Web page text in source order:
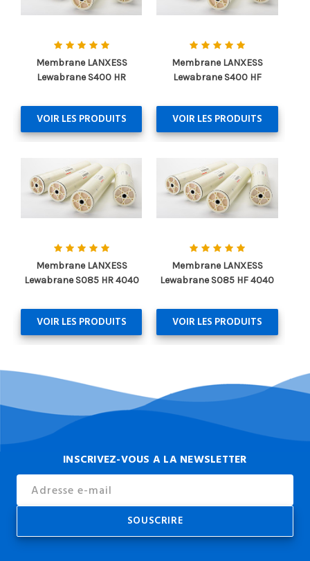
Membrane LANXESS
Lewabrane S400 HR
VOIR LES PRODUITS
Membrane LANXESS
Lewabrane S400 HF
VOIR LES PRODUITS
Membrane LANXESS
Lewabrane S085 HR 4040
VOIR LES PRODUITS
Membrane LANXESS
Lewabrane S085 HF 4040
VOIR LES PRODUITS
INSCRIVEZ-VOUS A LA NEWSLETTER
Address